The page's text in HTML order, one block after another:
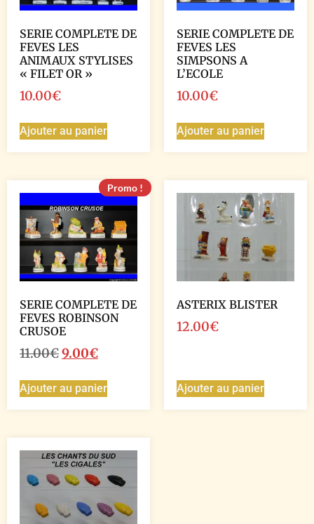
SERIE COMPLETE DE
FEVES LES
ANIMAUX STYLISES
« FILET OR »
10.00€
Ajouter au panier
SERIE COMPLETE DE
FEVES LES
SIMPSONS A
L’ECOLE
10.00€
Ajouter au panier
Promo !
SERIE COMPLETE DE
FEVES ROBINSON
CRUSOE
11.00€9.00€
Ajouter au panier
ASTERIX BLISTER
12.00€
Ajouter au panier